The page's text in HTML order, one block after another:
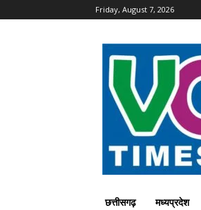
Friday, August 7, 2026
छत्तीसगढ़ मध्यप्रदेश